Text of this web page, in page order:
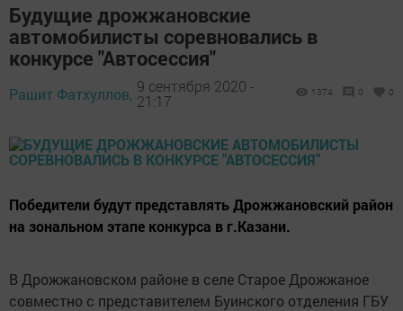
Будущие дрожжановские
автомобилисты соревновались в
конкурсе "Автосессия"
Рашит Фатхуллов, 9 сентября 2020 -
21:17
1374 0 0
Победители будут представлять Дрожжановский район
на зональном этапе конкурса в г.Казани.
В Дрожжановском районе в селе Старое Дрожжаное
совместно с представителем Буинского отделения ГБУ